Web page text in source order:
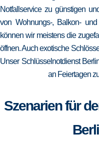
Notfallservice zu günstigen
von Wohnungs-, Balkon-
können wir meistens die
öffnen. Auch exotische
Unser Schlüsselnotdienst
an Feiertagen
Szenarien für